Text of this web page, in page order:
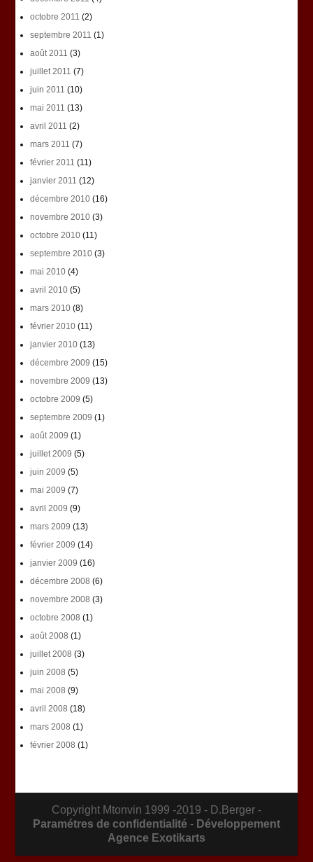
octobre 2011 (2)
septembre 2011 (1)
août 2011 (3)
juillet 2011 (7)
juin 2011 (10)
mai 2011 (13)
avril 2011 (2)
mars 2011 (7)
février 2011 (11)
janvier 2011 (12)
décembre 2010(16)
novembre 2010(3)
octobre 2010(11)
septembre 2010(3)
mai 2010(4)
avril 2010(5)
mars 2010(8)
février 2010(11)
janvier 2010(13)
décembre 2009 (15)
novembre 2009 (13)
octobre 2009 (5)
septembre 2009 (1)
août 2009 (1)
juillet 2009 (5)
juin 2009 (5)
mai 2009 (7)
avril 2009 (9)
mars 2009 (13)
février 2009 (14)
janvier 2009 (16)
décembre 2008 (6)
novembre 2008 (3)
octobre 2008 (1)
août 2008 (1)
juillet 2008 (3)
juin 2008 (5)
mai 2008 (9)
avril 2008 (18)
mars 2008 (1)
février 2008 (1)
Copyright Mtonvin 1999 -2019 - D.Berger -
Paramétres de confidentialité - Développement
Agence Exotikarts